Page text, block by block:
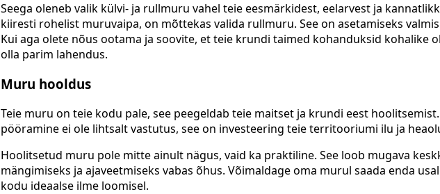
Seega oleneb valik külvi- ja rullmuru vahel teie eesmärkidest, eelarvest ja
kiiresti rohelist muruvaipa, on mõttekas valida rullmuru. See on asetamiseks
Kui aga olete nõus ootama ja soovite, et teie krundi taimed kohanduksid kohalike
olla parim lahendus.
Muru hooldus
Teie muru on teie kodu pale, see peegeldab teie maitset ja krundi eest
pööramine ei ole lihtsalt vastutus, see on investeering teie territooriumi ilu ja
Hoolitsetud muru pole mitte ainult nägus, vaid ka praktiline. See loob mugava
mängimiseks ja ajaveetmiseks vabas õhus. Võimaldage oma murul saada enda
kodu ideaalse ilme loomisel.